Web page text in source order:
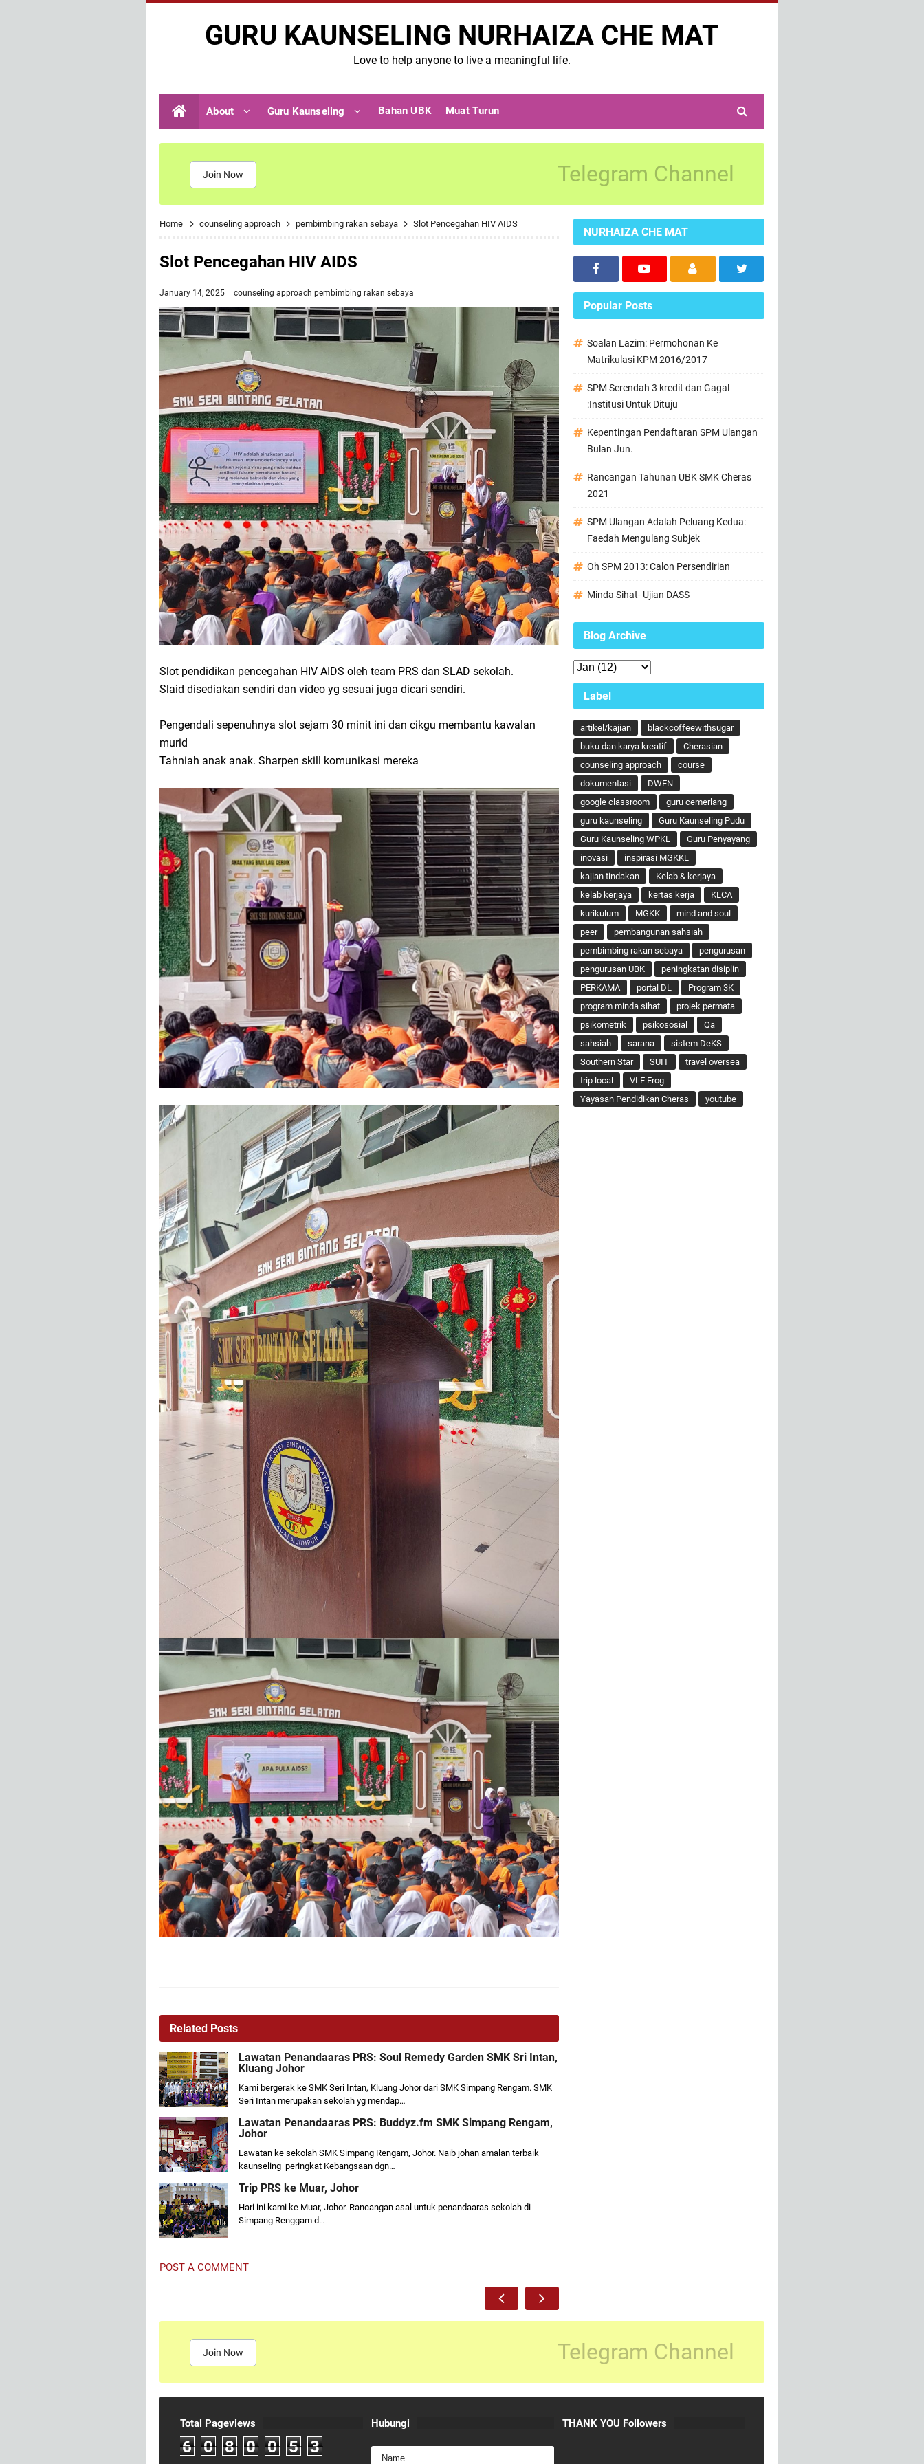
GURU KAUNSELING NURHAIZA CHE MAT
Love to help anyone to live a meaningful life.
About Guru Kaunseling Bahan UBK Muat Turun
Join Now Telegram Channel
Home counseling approach pembimbing rakan sebaya Slot Pencegahan HIV AIDS
Slot Pencegahan HIV AIDS
January 14, 2025 counseling approach pembimbing rakan sebaya
Slot pendidikan pencegahan HIV AIDS oleh team PRS dan SLAD sekolah.
Slaid disediakan sendiri dan video yg sesuai juga dicari sendiri.
Pengendali sepenuhnya slot sejam 30 minit ini dan cikgu membantu kawalan
murid
Tahniah anak anak. Sharpen skill komunikasi mereka
Related Posts
Lawatan Penandaaras PRS: Soul Remedy Garden SMK Sri Intan,
Kluang Johor
Kami bergerak ke SMK Seri Intan, Kluang Johor dari SMK Simpang Rengam. SMK
Seri Intan merupakan sekolah yg mendap…
Lawatan Penandaaras PRS: Buddyz.fm SMK Simpang Rengam,
Johor
Lawatan ke sekolah SMK Simpang Rengam, Johor. Naib johan amalan terbaik
kaunseling peringkat Kebangsaan dgn…
Trip PRS ke Muar, Johor
Hari ini kami ke Muar, Johor. Rancangan asal untuk penandaaras sekolah di
Simpang Renggam d…
POST A COMMENT
NURHAIZA CHE MAT
Popular Posts
Soalan Lazim: Permohonan Ke
Matrikulasi KPM 2016/2017
SPM Serendah 3 kredit dan Gagal
:Institusi Untuk Dituju
Kepentingan Pendaftaran SPM Ulangan
Bulan Jun.
Rancangan Tahunan UBK SMK Cheras
2021
SPM Ulangan Adalah Peluang Kedua:
Faedah Mengulang Subjek
Oh SPM 2013: Calon Persendirian
Minda Sihat- Ujian DASS
Blog Archive
Label
artikel/kajian
blackcoffeewithsugar
buku dan karya kreatif
Cherasian
counseling approach
course
dokumentasi
DWEN
google classroom
guru cemerlang
guru kaunseling
Guru Kaunseling Pudu
Guru Kaunseling WPKL
Guru Penyayang
inovasi
inspirasi MGKKL
kajian tindakan
Kelab & kerjaya
kelab kerjaya
kertas kerja
KLCA
kurikulum
MGKK
mind and soul
peer
pembangunan sahsiah
pembimbing rakan sebaya
pengurusan
pengurusan UBK
peningkatan disiplin
PERKAMA
portal DL
Program 3K
program minda sihat
projek permata
psikometrik
psikososial
Qa
sahsiah
sarana
sistem DeKS
Southern Star
SUIT
travel oversea
trip local
VLE Frog
Yayasan Pendidikan Cheras
youtube
Join Now Telegram Channel
Total Pageviews
6 0 8 0 0 5 3
Hubungi THANK YOU Followers